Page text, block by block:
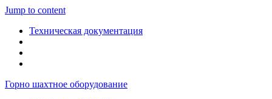
Jump to content
Техническая документация
Горно шахтное оборудование